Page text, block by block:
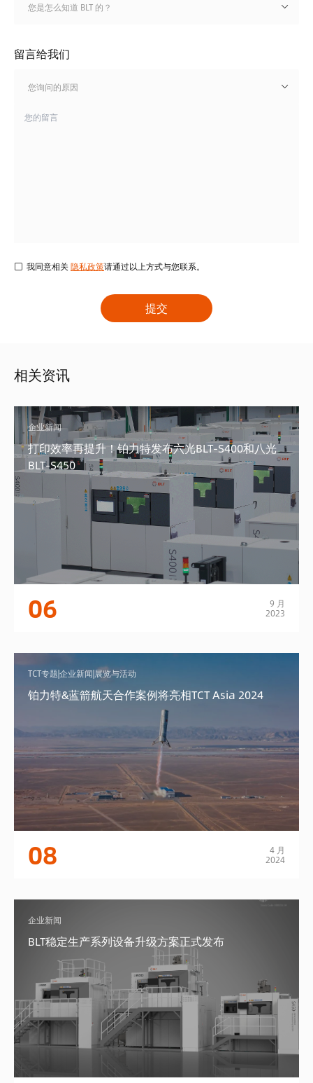
您是怎么知道 BLT 的？
留言给我们
您询问的原因
我同意相关隐私政策请通过以上方式与您联系。
相关资讯
企业新闻
打印效率再提升！铂力特发布六光BLT-S400和八光
BLT-S450
06 9 月
2023
TCT专题|企业新闻|展览与活动
铂力特&蓝箭航天合作案例将亮相TCT Asia 2024
08 4 月
2024
企业新闻
BLT稳定生产系列设备升级方案正式发布